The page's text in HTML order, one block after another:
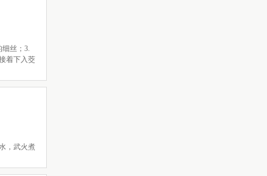
丝；3.
着下入茭
，武火煮